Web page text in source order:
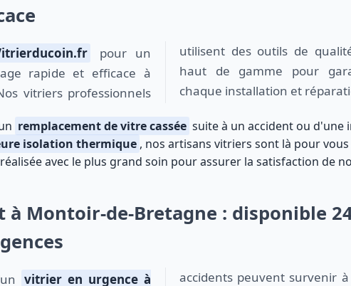
pour un
rapide et efficace à
vitriers professionnels
utilisent des outils de
haut de gamme pour
chaque installation et
remplacement de vitre cassée suite à un accident ou d'une
isolation thermique , nos artisans vitriers sont là pour vous
avec le plus grand soin pour assurer la satisfaction de
Montoir-de-Bretagne : disponible
vitrier en urgence à accidents peuvent survenir